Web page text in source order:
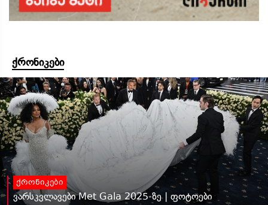
ქრონიკები
ქრონიკები
ვარსკვლავები Met Gala 2025-ზე | ფოტოები